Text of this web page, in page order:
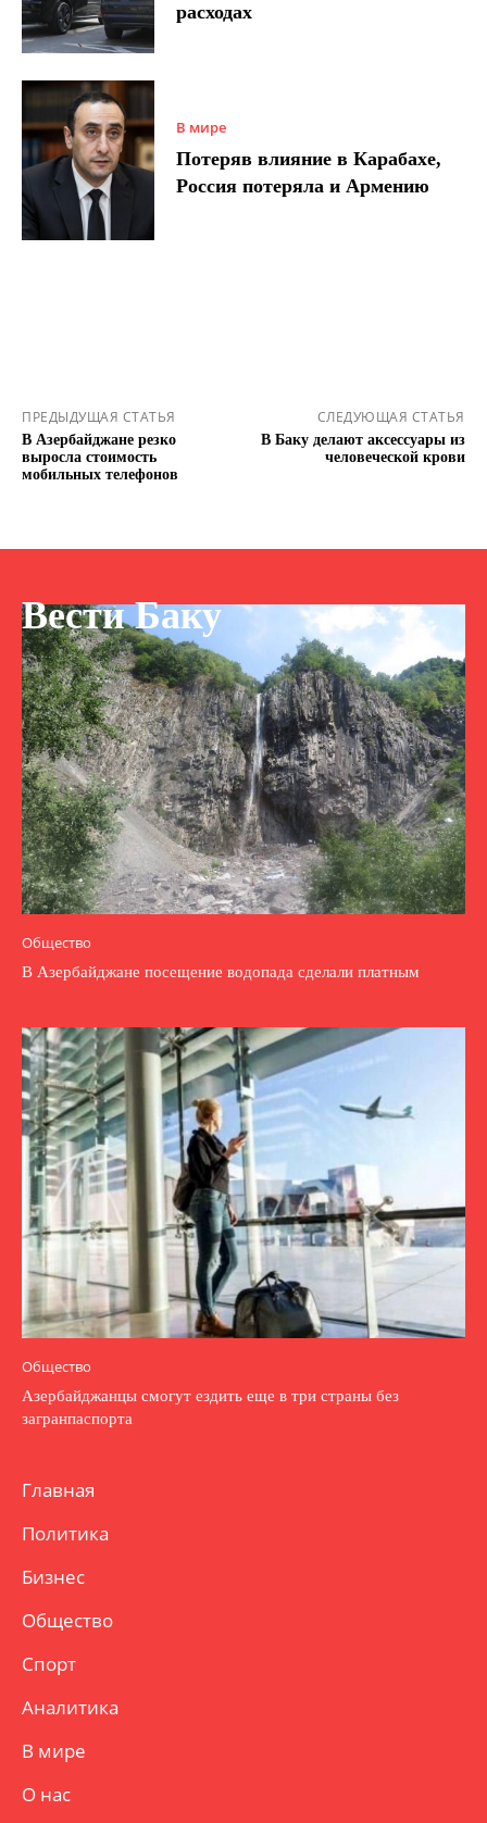
расходах
В мире
Потеряв влияние в Карабахе,
Россия потеряла и Армению
ПРЕДЫДУЩАЯ СТАТЬЯ
В Азербайджане резко
выросла стоимость
мобильных телефонов
СЛЕДУЮЩАЯ СТАТЬЯ
В Баку делают аксессуары из
человеческой крови
Вести Баку
Общество
В Азербайджане посещение водопада сделали платным
Общество
Азербайджанцы смогут ездить еще в три страны без
загранпаспорта
Главная
Политика
Бизнес
Общество
Спорт
Аналитика
В мире
О нас